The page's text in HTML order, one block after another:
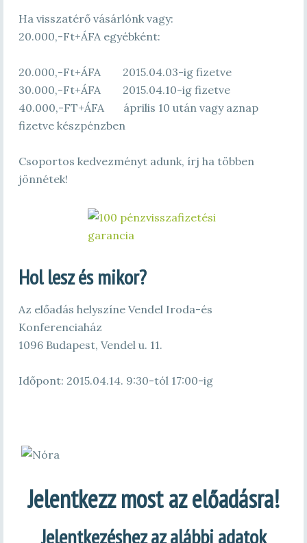
Ha visszatérő vásárlónk vagy:
20.000,-Ft+ÁFA egyébként:
20.000,-Ft+ÁFA 2015.04.03-ig fizetve
30.000,-Ft+ÁFA 2015.04.10-ig fizetve
40.000,-FT+ÁFA április 10 után vagy aznap
fizetve készpénzben
Csoportos kedvezményt adunk, írj ha többen
jönnétek!
Hol lesz és mikor?
Az előadás helyszíne Vendel Iroda-és
Konferenciaház
1096 Budapest, Vendel u. 11.
Időpont: 2015.04.14. 9:30-tól 17:00-ig
Jelentkezz most az előadásra!
Jelentkezéshez az alábbi adatok